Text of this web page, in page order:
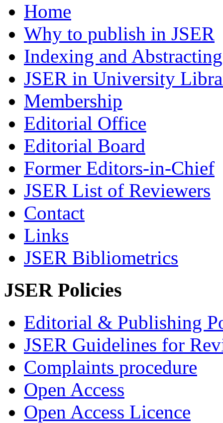
Home
Why to publish in JSER
Indexing and Abstracting
JSER in University
Membership
Editorial Office
Editorial Board
Former Editors-in-Chief
JSER List of Reviewers
Contact
Links
JSER Bibliometrics
JSER Policies
Editorial & Publishing
JSER Guidelines for
Complaints procedure
Open Access
Open Access Licence